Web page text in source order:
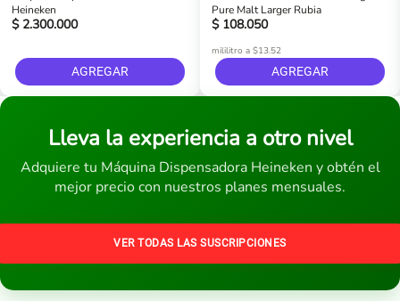
Heineken
$ 2.300.000
AGREGAR
Pure Malt Larger Rubia
$ 108.050
mililitro a $13.52
AGREGAR
Lleva la experiencia a otro nivel
Adquiere tu Máquina Dispensadora Heineken y obtén el
mejor precio con nuestros planes mensuales.
VER TODAS LAS SUSCRIPCIONES